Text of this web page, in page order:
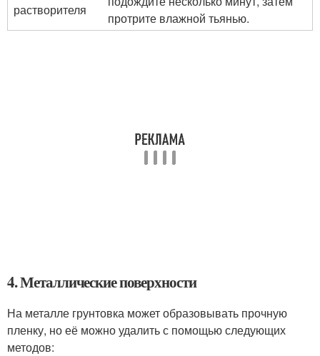
растворителя
протрите влажной тьянью.
4. Металлические поверхности
На металле грунтовка может образовывать прочную
пленку, но её можно удалить с помощью следующих
методов: